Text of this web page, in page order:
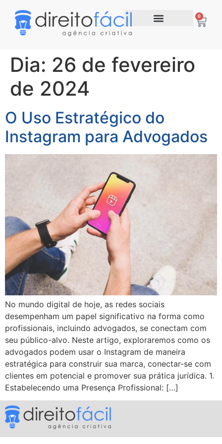
0
Dia: 26 de fevereiro
de 2024
O Uso Estratégico do
Instagram para Advogados
No mundo digital de hoje, as redes sociais
desempenham um papel significativo na forma como
profissionais, incluindo advogados, se conectam com
seu público-alvo. Neste artigo, exploraremos como os
advogados podem usar o Instagram de maneira
estratégica para construir sua marca, conectar-se com
clientes em potencial e promover sua prática jurídica. 1.
Estabelecendo uma Presença Profissional: […]